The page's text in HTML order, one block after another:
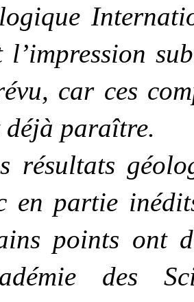
l’impression
car ces
déjà paraître.
résultats
en partie
points ont
des